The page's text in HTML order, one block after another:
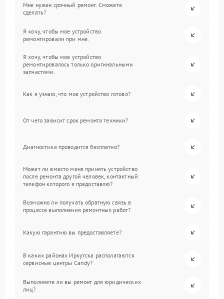
Мне нужен срочный ремонт. Сможете
сделать?
Я хочу, чтобы мое устройство
ремонтировали при мне.
Я хочу, чтобы мое устройство
ремонтировалось только оригинальными
запчастями.
Как я узнаю, что мое устройство готово?
От чего зависит срок ремонта техники?
Диагностика проводится бесплатно?
Может ли вместо меня принять устройство
после ремонта другой человек, контактный
телефон которого я предоставлю?
Возможно ли получать обратную связь в
процессе выполнения ремонтных работ?
Какую гарантию вы предоставляете?
В каких районах Иркутска располагаются
сервисные центры Candy?
Выполняете ли вы ремонт для юридических
лиц?